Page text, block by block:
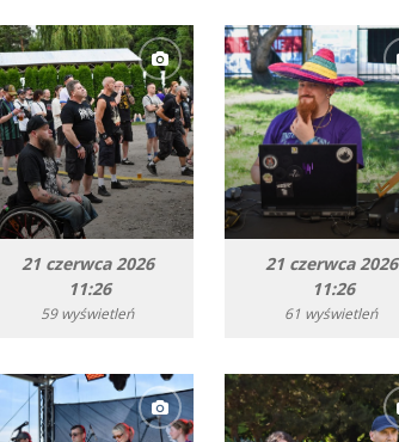
21 czerwca 2026
11:26
59 wyświetleń
21 czerwca 2026
11:26
61 wyświetleń